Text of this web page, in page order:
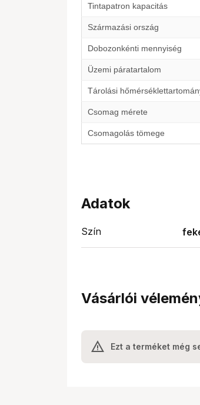
Tintapatron kapacitás
Származási ország
Dobozonkénti mennyiség
Üzemi páratartalom
Tárolási
Csomag mérete
Csomagolás tömege
Adatok
Szín
Vásárlói
Ezt a terméket még